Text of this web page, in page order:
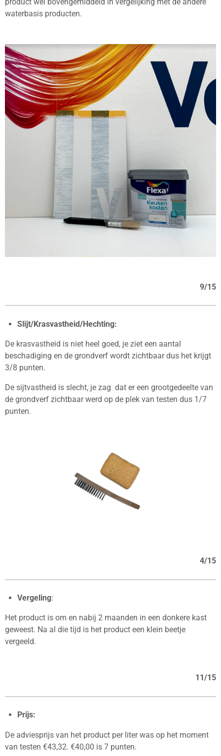
product wel bovengemiddeld in vergelijking met de andere
waterbasis producten.
9/15
Slijt/Krasvastheid/Hechting:
De krasvastheid is niet heel goed, je ziet een aantal
beschadiging en de grondverf wordt zichtbaar dus het krijgt
3/8 punten.
De sijtvastheid is slecht, je zag dat er een grootgedeelte van
de grondverf zichtbaar werd op de plek van testen dus 1/7
punten.
4/15
Vergeling:
Het product is om en nabij 2 maanden in een donkere kast
geweest. Na al die tijd is het product een klein beetje
vergeeld.
11/15
Prijs:
De adviesprijs van het product per liter was op het moment
van testen €43,32. €40,00 is 7 punten.